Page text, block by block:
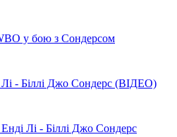
у бою з Сондерсом
Лі - Біллі Джо Сондерс (ВІДЕО)
Лі - Біллі Джо Сондерс